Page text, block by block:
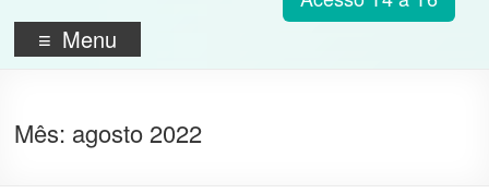
Menu
Mês: agosto 2022